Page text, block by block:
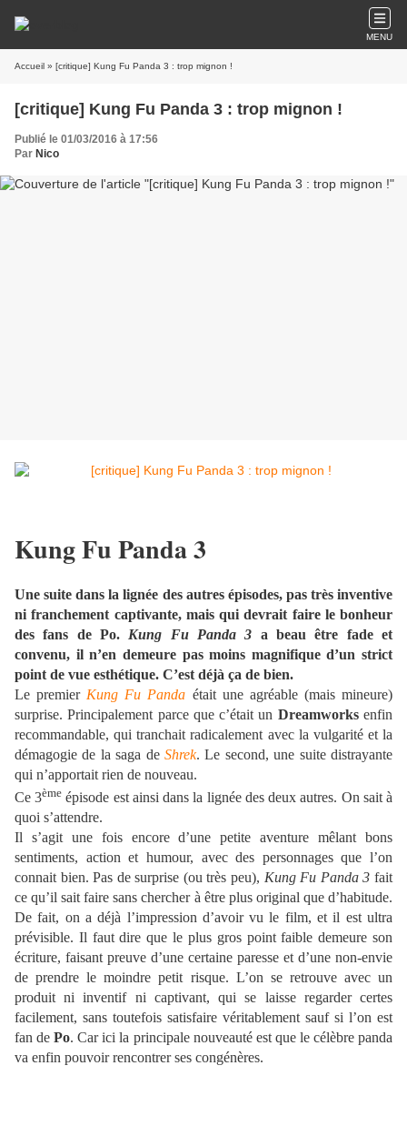
MENU
Accueil » [critique] Kung Fu Panda 3 : trop mignon !
[critique] Kung Fu Panda 3 : trop mignon !
Publié le 01/03/2016 à 17:56
Par Nico
Kung Fu Panda 3
Une suite dans la lignée des autres épisodes, pas très inventive
ni franchement captivante, mais qui devrait faire le bonheur
des fans de Po. Kung Fu Panda3 a beau être fade et
convenu, il n’en demeure pas moins magnifique d’un strict
point de vue esthétique. C’est déjà ça de bien.
Le premier Kung Fu Panda était une agréable (mais mineure)
surprise. Principalement parce que c’était un Dreamworksenfin
recommandable, qui tranchait radicalement avec la vulgarité et la
démagogie de la saga de Shrek. Le second, une suite distrayante
qui n’apportait rien de nouveau.
Ce 3ème épisode est ainsi dans la lignée des deux autres. On sait à
quoi s’attendre.
Il s’agit une fois encore d’une petite aventure mêlant bons
sentiments, action et humour, avec des personnages que l’on
connait bien. Pas de surprise (ou très peu), Kung Fu Panda 3 fait
ce qu’il sait faire sans chercher à être plus original que d’habitude.
De fait, on a déjà l’impression d’avoir vu le film, et il est ultra
prévisible. Il faut dire que le plus gros point faible demeure son
écriture, faisant preuve d’une certaine paresse et d’une non-envie
de prendre le moindre petit risque. L’on se retrouve avec un
produit ni inventif ni captivant, qui se laisse regarder certes
facilement, sans toutefois satisfaire véritablement sauf si l’on est
fan dePo. Car ici la principale nouveauté est que le célèbre panda
va enfin pouvoir rencontrer ses congénères.